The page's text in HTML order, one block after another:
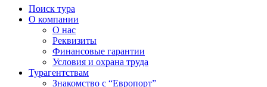
Поиск тура
О компании
О нас
Реквизиты
Финансовые гарантии
Условия и охрана труда
Турагентствам
Знакомство с “Европорт”